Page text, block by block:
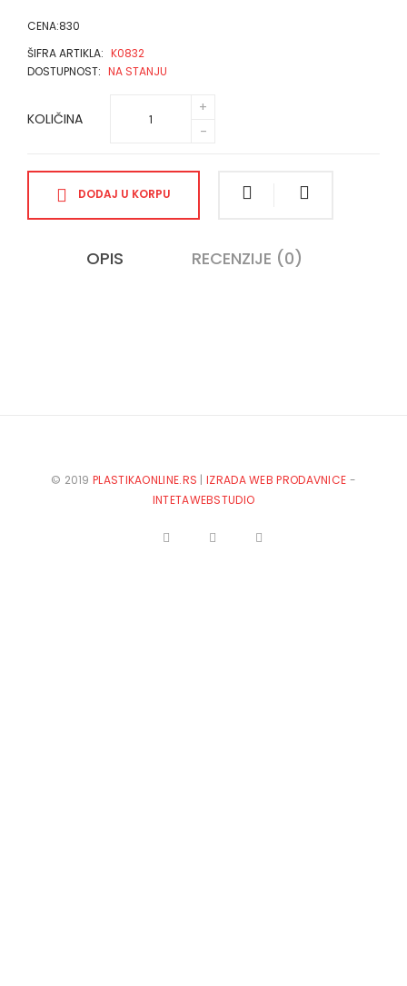
CENA:830
ŠIFRA ARTIKLA: K0832
DOSTUPNOST: NA STANJU
KOLIČINA
DODAJ U KORPU
OPIS RECENZIJE (0)
© 2019PLASTIKAONLINE.RS |IZRADA WEB PRODAVNICE -
INTETAWEBSTUDIO